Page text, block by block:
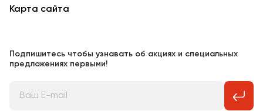
Карта сайта
Подпишитесь чтобы узнавать об акциях и специальных
предложениях первыми!